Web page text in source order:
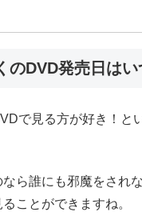
のDVD発売日はい
で見る方が好き！と
ら誰にも邪魔をされな
ことができますね。